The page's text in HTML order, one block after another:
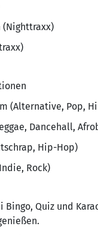
(Nighttraxx)
(Alternative, Pop,
Dancehall,
Hip-Hop)
Rock)
Bingo, Quiz und